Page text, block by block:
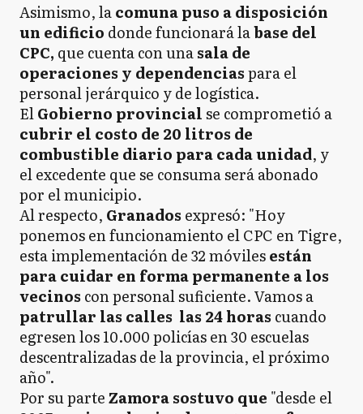
Asimismo, lacomuna puso a disposición
un edificio donde funcionará labase del
CPC, que cuenta con unasala de
operaciones y dependenciaspara el
personal jerárquico y de logística.
ElGobierno provincialse comprometió a
cubrir el costo de 20 litros de
combustible diario para cada unidad, y
el excedente que se consuma será abonado
por el municipio.
Al respecto, Granados expresó: "Hoy
ponemos en funcionamiento el CPC en Tigre,
esta implementación de 32 móvilesestán
para cuidar en forma permanente a los
vecinos con personal suficiente. Vamos a
patrullar las calles las 24 horas cuando
egresen los 10.000 policías en 30 escuelas
descentralizadas de la provincia, el próximo
año".
Por su parteZamora sostuvo que "desde el